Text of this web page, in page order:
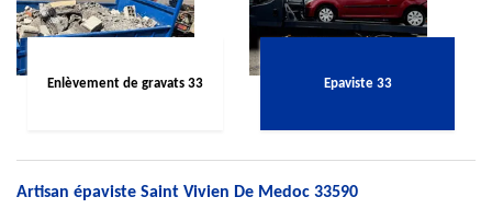
Enlèvement de gravats 33 Epaviste 33
Artisan épaviste Saint Vivien De Medoc 33590